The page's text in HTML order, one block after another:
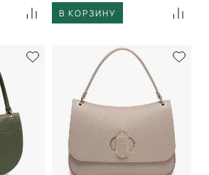
В КОРЗИНУ